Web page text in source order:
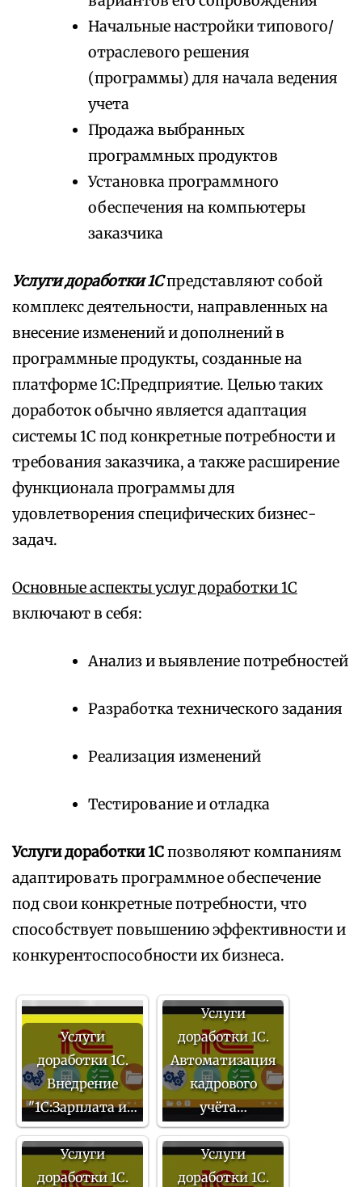
Начальные настройки типового/
отраслевого решения
(программы) для начала ведения
учета
Продажа выбранных
программных продуктов
Установка программного
обеспечения на компьютеры
заказчика
Услуги доработки 1Спредставляют собой
комплекс деятельности, направленных на
внесение изменений и дополнений в
программные продукты, созданные на
платформе 1С:Предприятие. Целью таких
доработок обычно является адаптация
системы 1С под конкретные потребности и
требования заказчика, а также расширение
функционала программы для
удовлетворения специфических бизнес-
задач.
Основные аспекты услуг доработки 1С
включают в себя:
Анализ и выявление потребностей
Разработка технического задания
Реализация изменений
Тестирование и отладка
Услуги доработки 1Спозволяют компаниям
адаптировать программное обеспечение
под свои конкретные потребности, что
способствует повышению эффективности и
конкурентоспособности их бизнеса.
Услуги
доработки 1С.
Внедрение
"1С:Зарплата и…
Услуги
доработки 1С.
Автоматизация
кадрового
учёта…
Услуги
доработки 1С.
Услуги
доработки 1С.